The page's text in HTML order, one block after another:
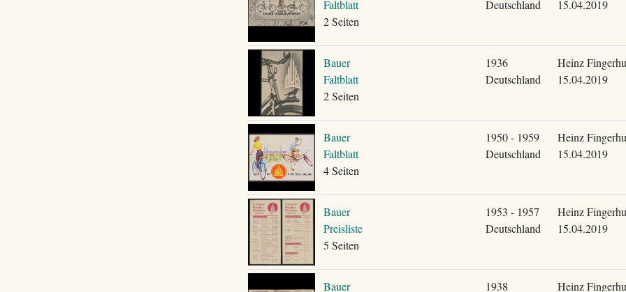
Faltblatt
2 Seiten
Deutschland
15.04.2019
Bauer
Faltblatt
2 Seiten
1936
Deutschland
Heinz
15.04.2019
Bauer
Faltblatt
4 Seiten
1950 - 1959
Deutschland
Heinz
15.04.2019
Bauer
Preisliste
5 Seiten
1953 - 1957
Deutschland
Heinz
15.04.2019
Bauer
1938
Heinz